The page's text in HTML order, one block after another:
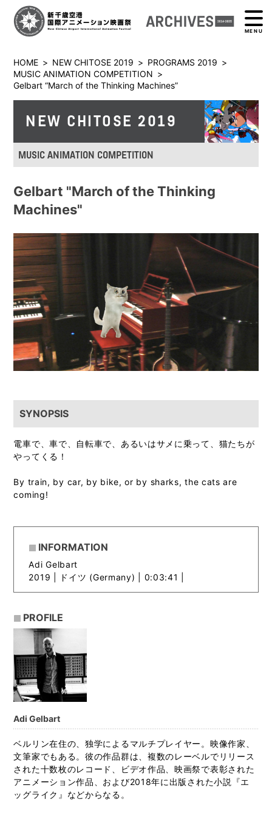
MENU
HOME > NEW CHITOSE 2019 > PROGRAMS 2019 >
MUSIC ANIMATION COMPETITION >
Gelbart “March of the Thinking Machines”
NEW CHITOSE 2019
MUSIC ANIMATION COMPETITION
Gelbart "March of the Thinking
Machines"
SYNOPSIS
電車で、車で、自転車で、あるいはサメに乗って、猫たちが
やってくる！
By train, by car, by bike, or by sharks, the cats are
coming!
INFORMATION
Adi Gelbart
2019 |
ドイツ (Germany) | 0:03:41 |
PROFILE
Adi Gelbart
ベルリン在住の、独学によるマルチプレイヤー。映像作家、
文筆家でもある。彼の作品群は、複数のレーベルでリリース
された十数枚のレコード、ビデオ作品、映画祭で表彰された
アニメーション作品、および2018年に出版された小説『エ
ッグライク』などからなる。